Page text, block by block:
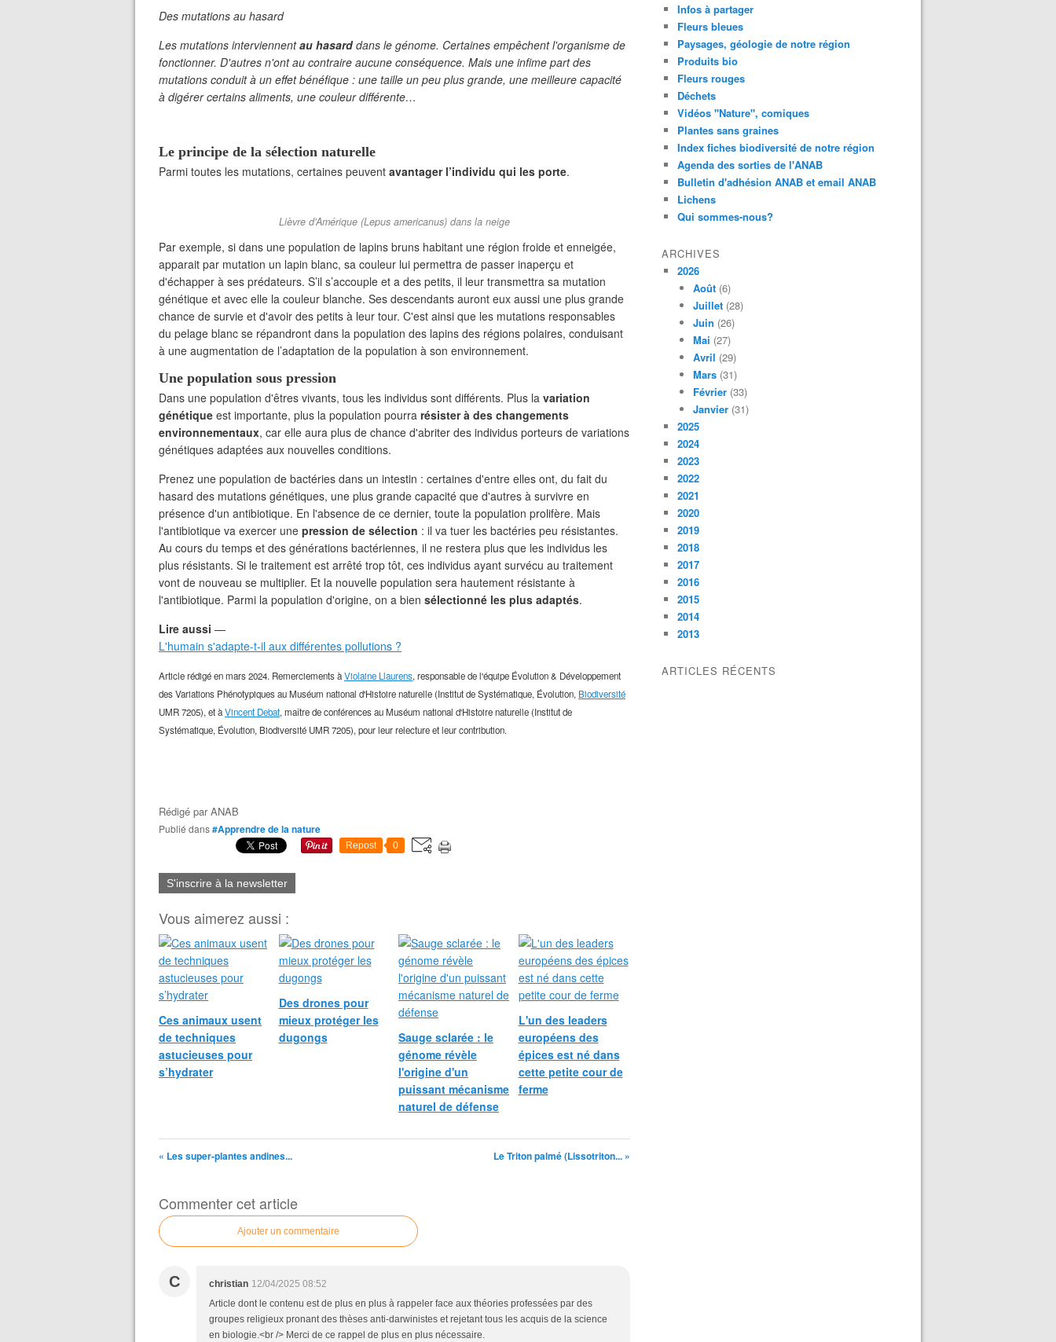
Des mutations au hasard
Les mutations interviennentau hasarddans le génome. Certaines empêchent l'organisme de
fonctionner. D'autres n'ont au contraire aucune conséquence. Mais une infime part des
mutations conduit à un effet bénéfique : une taille un peu plus grande, une meilleure capacité
à digérer certains aliments, une couleur différente…
Le principe de la sélection naturelle
Parmi toutes les mutations, certaines peuvent avantager l’individu qui les porte.
Lièvre d'Amérique (Lepus americanus) dans la neige
Par exemple, si dans une population de lapins bruns habitant une région froide et enneigée,
apparait par mutation un lapin blanc, sa couleur lui permettra de passer inaperçu et
d'échapper à ses prédateurs. S’il s’accouple et a des petits, il leur transmettra sa mutation
génétique et avec elle la couleur blanche. Ses descendants auront eux aussi une plus grande
chance de survie et d'avoir des petits à leur tour. C'est ainsi que les mutations responsables
du pelage blanc se répandront dans la population des lapins des régions polaires, conduisant
à une augmentation de l’adaptation de la population à son environnement.
Une population sous pression
Dans une population d'êtres vivants, tous les individus sont différents. Plus la variation
génétique est importante, plus la population pourra résister à des changements
environnementaux, car elle aura plus de chance d'abriter des individus porteurs de variations
génétiques adaptées aux nouvelles conditions.
Prenez une population de bactéries dans un intestin : certaines d'entre elles ont, du fait du
hasard des mutations génétiques, une plus grande capacité que d'autres à survivre en
présence d'un antibiotique. En l'absence de ce dernier, toute la population prolifère. Mais
l'antibiotique va exercer une pression de sélection : il va tuer les bactéries peu résistantes.
Au cours du temps et des générations bactériennes, il ne restera plus que les individus les
plus résistants. Si le traitement est arrêté trop tôt, ces individus ayant survécu au traitement
vont de nouveau se multiplier. Et la nouvelle population sera hautement résistante à
l'antibiotique. Parmi la population d'origine, on a bien sélectionné les plus adaptés.
Lire aussi —
L'humain s'adapte-t-il aux différentes pollutions ?
Article rédigé en mars 2024. Remerciements àViolaine Llaurens, responsable de l'équipe Évolution & Développement
des Variations Phénotypiques au Muséum national d'Histoire naturelle (Institut de Systématique, Évolution, Biodiversité
UMR 7205), et àVincent Debat, maître de conférences au Muséum national d'Histoire naturelle (Institut de
Systématique, Évolution, Biodiversité UMR 7205), pour leur relecture et leur contribution.
Rédigé parANAB
Publié dans#Apprendre de la nature
Repost 0
S'inscrire à la newsletter
Vous aimerez aussi :
Ces animaux usent
de techniques
astucieuses pour
s’hydrater
Des drones pour
mieux protéger les
dugongs
Sauge sclarée : le
génome révèle
l'origine d'un
puissant mécanisme
naturel de défense
L'un des leaders
européens des
épices est né dans
cette petite cour de
ferme
« Les super-plantes andines... Le Triton palmé (Lissotriton... »
Commenter cet article
Ajouter un commentaire
C christian 12/04/2025 08:52
Article dont le contenu est de plus en plus à rappeler face aux théories professées par des
groupes religieux pronant des thèses anti-darwinistes et rejetant tous les acquis de la science
en biologie.<br /> Merci de ce rappel de plus en plus nécessaire.
Infos à partager
Fleurs bleues
Paysages, géologie de notre région
Produits bio
Fleurs rouges
Déchets
Vidéos "Nature", comiques
Plantes sans graines
Index fiches biodiversité de notre région
Agenda des sorties de l'ANAB
Bulletin d'adhésion ANAB et email ANAB
Lichens
Qui sommes-nous?
ARCHIVES
2026
Août (6)
Juillet (28)
Juin (26)
Mai (27)
Avril (29)
Mars (31)
Février (33)
Janvier (31)
2025
2024
2023
2022
2021
2020
2019
2018
2017
2016
2015
2014
2013
ARTICLES RÉCENTS